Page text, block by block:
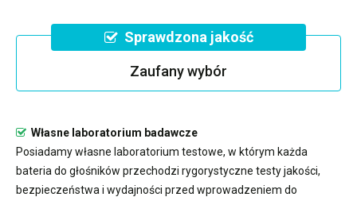
Sprawdzona jakość
Zaufany wybór
Własne laboratorium badawcze
Posiadamy własne laboratorium testowe, w którym każda
bateria do głośników przechodzi rygorystyczne testy jakości,
bezpieczeństwa i wydajności przed wprowadzeniem do